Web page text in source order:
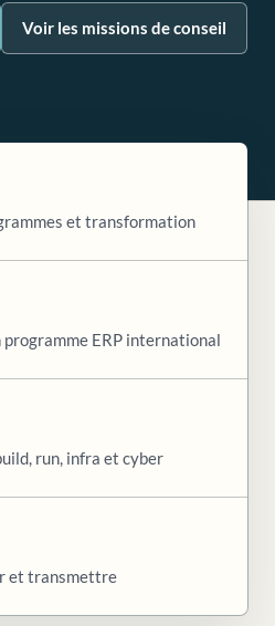
Voir les missions de conseil
et transformation
programme ERP international
run, infra et cyber
et transmettre